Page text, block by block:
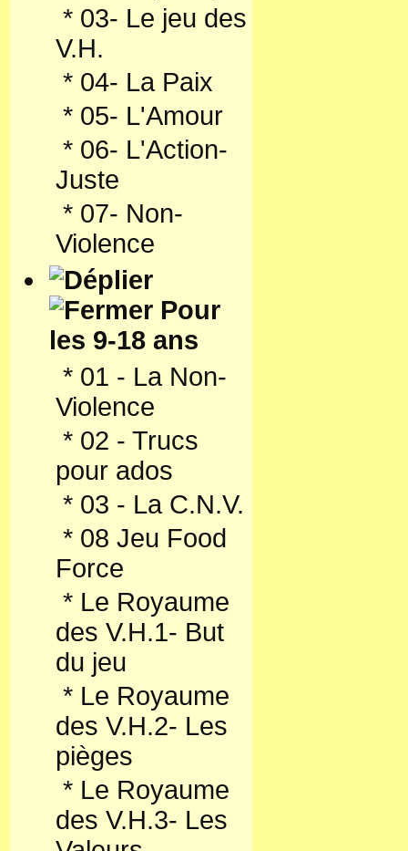
* 03- Le jeu des
V.H.
* 04- La Paix
* 05- L'Amour
* 06- L'Action-
Juste
* 07- Non-
Violence
Pour
les 9-18 ans
* 01 - La Non-
Violence
* 02 - Trucs
pour ados
* 03 - La C.N.V.
* 08 Jeu Food
Force
* Le Royaume
des V.H.1- But
du jeu
* Le Royaume
des V.H.2- Les
pièges
* Le Royaume
des V.H.3- Les